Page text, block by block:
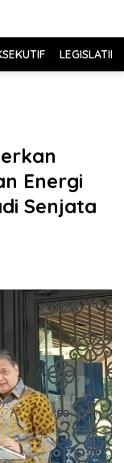
LEGISLATIF
Energi
Senjata